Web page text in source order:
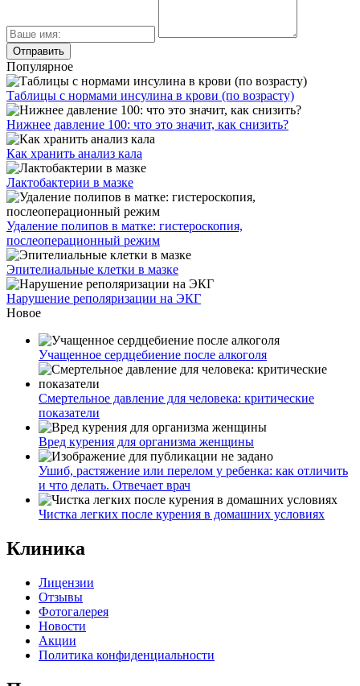
Популярное
Таблицы с нормами инсулина в крови (по возрасту)
Нижнее давление 100: что это значит, как снизить?
Как хранить анализ кала
Лактобактерии в мазке
Удаление полипов в матке: гистероскопия,
послеоперационный режим
Эпителиальные клетки в мазке
Нарушение реполяризации на ЭКГ
Новое
Учащенное сердцебиение после алкоголя
Смертельное давление для человека: критические
показатели
Вред курения для организма женщины
Ушиб, растяжение или перелом у ребенка: как отличить
и что делать. Отвечает врач
Чистка легких после курения в домашних условиях
Клиника
Лицензии
Отзывы
Фотогалерея
Новости
Акции
Политика конфиденциальности